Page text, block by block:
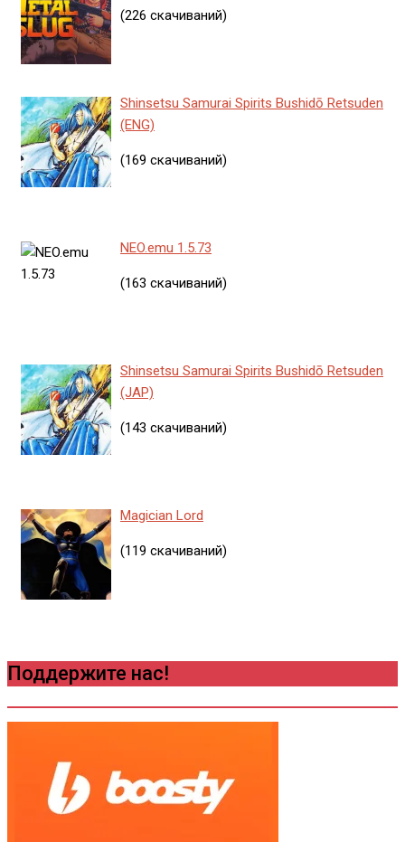
(226 скачиваний)
Shinsetsu Samurai Spirits Bushidō Retsuden
(ENG)
(169 скачиваний)
NEO.emu 1.5.73
(163 скачиваний)
Shinsetsu Samurai Spirits Bushidō Retsuden
(JAP)
(143 скачиваний)
Magician Lord
(119 скачиваний)
Поддержите нас!